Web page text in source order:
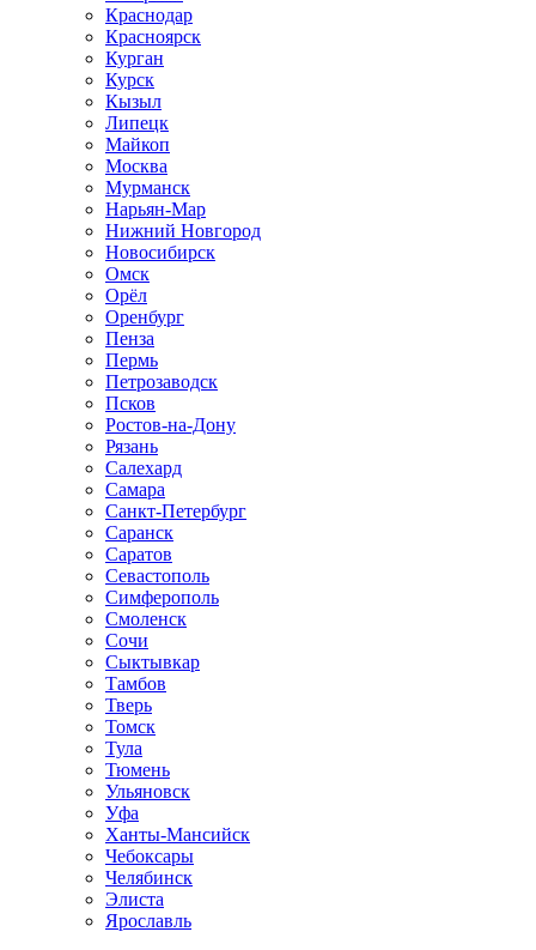
Краснодар
Красноярск
Курган
Курск
Кызыл
Липецк
Майкоп
Москва
Мурманск
Нарьян-Мар
Нижний Новгород
Новосибирск
Омск
Орёл
Оренбург
Пенза
Пермь
Петрозаводск
Псков
Ростов-на-Дону
Рязань
Салехард
Самара
Санкт-Петербург
Саранск
Саратов
Севастополь
Симферополь
Смоленск
Сочи
Сыктывкар
Тамбов
Тверь
Томск
Тула
Тюмень
Ульяновск
Уфа
Ханты-Мансийск
Чебоксары
Челябинск
Элиста
Ярославль